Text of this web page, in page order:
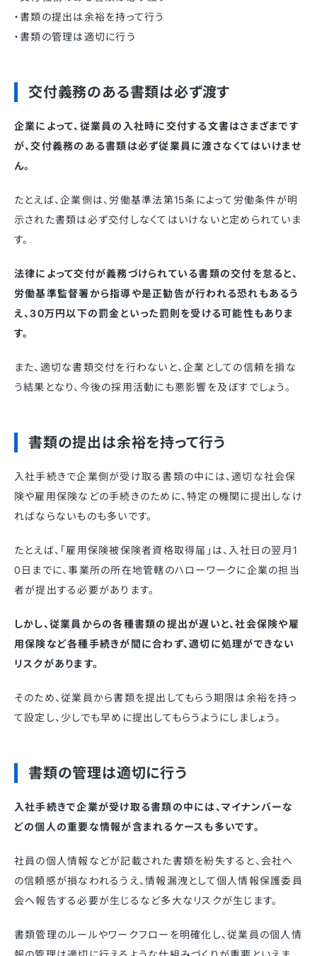
・書類の提出は余裕を持って行う
・書類の管理は適切に行う
交付義務のある書類は必ず渡す
企業によって、従業員の入社時に交付する文書はさまざまです
が、交付義務のある書類は必ず従業員に渡さなくてはいけませ
ん。
たとえば、企業側は、労働基準法第15条によって労働条件が明
示された書類は必ず交付しなくてはいけないと定められていま
す。
法律によって交付が義務づけられている書類の交付を怠ると、
労働基準監督署から指導や是正勧告が行われる恐れもあるう
え、30万円以下の罰金といった罰則を受ける可能性もありま
す。
また、適切な書類交付を行わないと、企業としての信頼を損な
う結果となり、今後の採用活動にも悪影響を及ぼすでしょう。
書類の提出は余裕を持って行う
入社手続きで企業側が受け取る書類の中には、適切な社会保
険や雇用保険などの手続きのために、特定の機関に提出しなけ
ればならないものも多いです。
たとえば、「雇用保険被保険者資格取得届」は、入社日の翌月1
0日までに、事業所の所在地管轄のハローワークに企業の担当
者が提出する必要があります。
しかし、従業員からの各種書類の提出が遅いと、社会保険や雇
用保険など各種手続きが間に合わず、適切に処理ができない
リスクがあります。
そのため、従業員から書類を提出してもらう期限は余裕を持っ
て設定し、少しでも早めに提出してもらうようにしましょう。
書類の管理は適切に行う
入社手続きで企業が受け取る書類の中には、マイナンバーな
どの個人の重要な情報が含まれるケースも多いです。
社員の個人情報などが記載された書類を紛失すると、会社へ
の信頼感が損なわれるうえ、情報漏洩として個人情報保護委員
会へ報告する必要が生じるなど多大なリスクが生じます。
書類管理のルールやワークフローを明確化し、従業員の個人情